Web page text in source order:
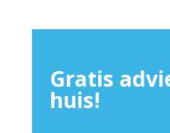
Gratis
huis!